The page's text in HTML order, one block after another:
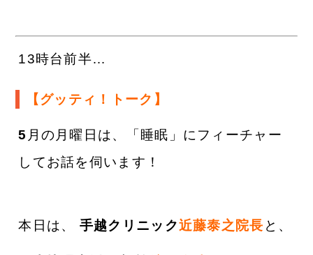
13時台前半…
【グッティ！トーク】
5 月の月曜日は、「睡眠」にフィーチャー
してお話を伺います！
本日は、 手越クリニック近藤泰之院長 と、